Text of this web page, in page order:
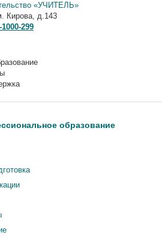
«УЧИТЕЛЬ»
Кирова, д.143
1000-299
образование